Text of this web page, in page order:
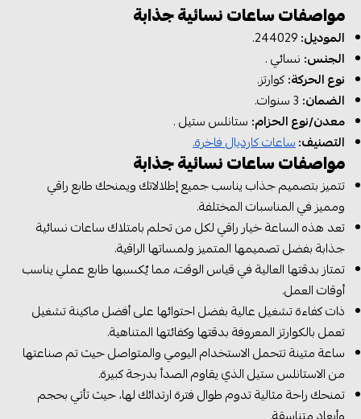
مواصفات ساعات نسائية جذابة
الموديل:244029.
الجنس: نسائي .
نوع الحركة:كوارتز.
الضمان:
معدن/نوع الحزام: ستانلس ستيل .
التصنيف:ساعات كارديال فاخرة.
مواصفات ساعات نسائية جذابة
تتميز بتصميم جذاب يناسب جميع إطلالاتك ويمنحك طابع راقي
ومميز في المناسبات المختلفة.
تعد هذه الساعة خيار راقي لكل من تحلم بامتلاك ساعات نسائية
جذابة بفضل تصميمها المتميز ولمساتها الراقية.
تمتاز بدقتها العالية في قياس الوقت، مما يٌكسبها طابع عملي يناسب
أوقات العمل.
ذات كفاءة تشغيل عالية بفضل احتوائها على أفضل ماكينة تشغيل
تعمل بالكوارتز المعروفة بدقتها وكفائتها المتناهية.
ساعة متينة تتحمل الاستخدام اليومي والمتواصل حيث تم صناعتها
من الاستانلس ستيل الذي يقاوم الصدأ بدرجة كبيرة.
تمنحك راحة مثالية تدوم طوال فترة ارتدائك لها، حيث تأتي بحجم